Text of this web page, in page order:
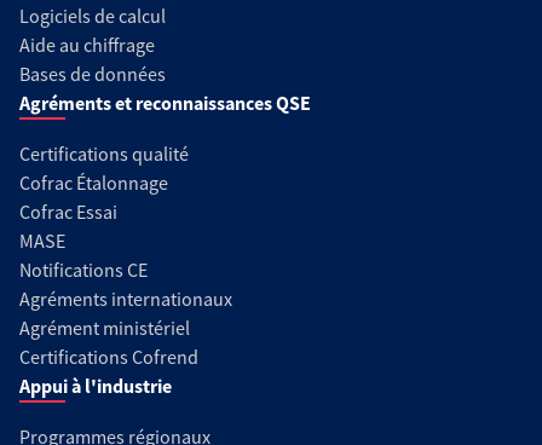
Logiciels de calcul
Aide au chiffrage
Bases de données
Agréments et reconnaissances QSE
Certifications qualité
Cofrac Étalonnage
Cofrac Essai
MASE
Notifications CE
Agréments internationaux
Agrément ministériel
Certifications Cofrend
Appui à l'industrie
Programmes régionaux